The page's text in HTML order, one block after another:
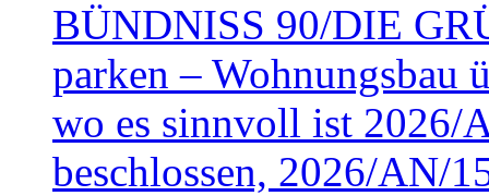
BÜNDNISS 90/DIE
parken – Wohnungsbau
wo es sinnvoll ist 2026/
beschlossen, 2026/AN/